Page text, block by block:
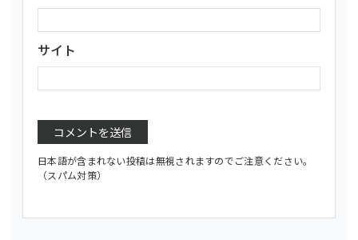
サイト
日本語が含まれない投稿は無視されますのでご注意ください。
（スパム対策）